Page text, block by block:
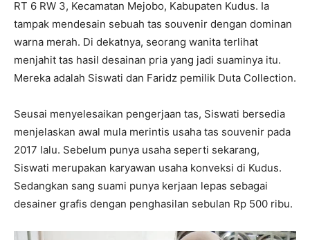
RT 6 RW 3, Kecamatan Mejobo, Kabupaten Kudus. Ia
tampak mendesain sebuah tas souvenir dengan dominan
warna merah. Di dekatnya, seorang wanita terlihat
menjahit tas hasil desainan pria yang jadi suaminya itu.
Mereka adalah Siswati dan Faridz pemilik Duta Collection.
Seusai menyelesaikan pengerjaan tas, Siswati bersedia
menjelaskan awal mula merintis usaha tas souvenir pada
2017 lalu. Sebelum punya usaha seperti sekarang,
Siswati merupakan karyawan usaha konveksi di Kudus.
Sedangkan sang suami punya kerjaan lepas sebagai
desainer grafis dengan penghasilan sebulan Rp 500 ribu.